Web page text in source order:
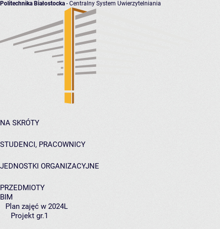
Politechnika Białostocka - Centralny System Uwierzytelniania
NA SKRÓTY
STUDENCI, PRACOWNICY
JEDNOSTKI ORGANIZACYJNE
PRZEDMIOTY
BIM
Plan zajęć w 2024L
Projekt gr.1